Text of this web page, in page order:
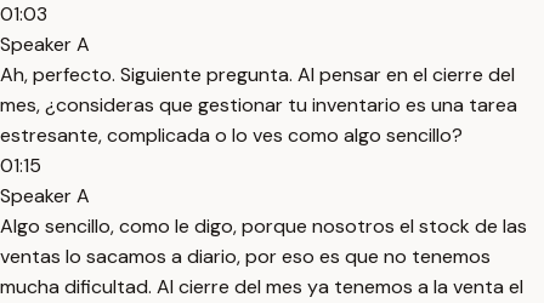
01:03
Speaker A
Ah, perfecto. Siguiente pregunta. Al pensar en el cierre del
mes, ¿consideras que gestionar tu inventario es una tarea
estresante, complicada o lo ves como algo sencillo?
01:15
Speaker A
Algo sencillo, como le digo, porque nosotros el stock de las
ventas lo sacamos a diario, por eso es que no tenemos
mucha dificultad. Al cierre del mes ya tenemos a la venta el